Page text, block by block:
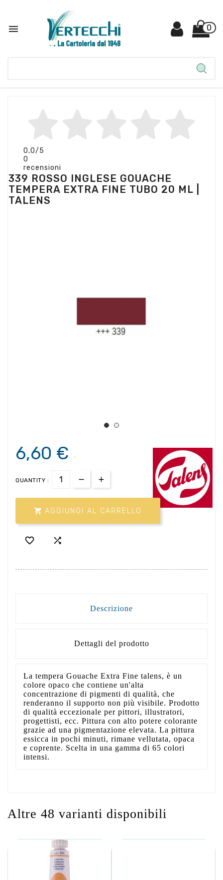
 0
0,0/5
0
recensioni
339 ROSSO INGLESE GOUACHE
TEMPERA EXTRA FINE TUBO 20 ML |
TALENS
6,60 € .
QUANTITY :
 AGGIUNGI AL CARRELLO
 
Descrizione
Dettagli del prodotto
La tempera Gouache Extra Fine talens, è un
colore opaco che contiene un'alta
concentrazione di pigmenti di qualità, che
renderanno il supporto non più visibile. Prodotto
di qualità eccezionale per pittori, illustratori,
progettisti, ecc. Pittura con alto potere colorante
grazie ad una pigmentazione elevata. La pittura
essicca in pochi minuti, rimane vellutata, opaca
e coprente. Scelta in una gamma di 65 colori
intensi.
Altre 48 varianti disponibili